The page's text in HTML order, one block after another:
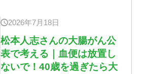
2026年7月18日
松本人志さんの大腸がん公
表で考える｜血便は放置し
ないで！40歳を過ぎたら大